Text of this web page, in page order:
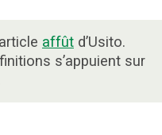
affût d’Usito.
s’appuient sur